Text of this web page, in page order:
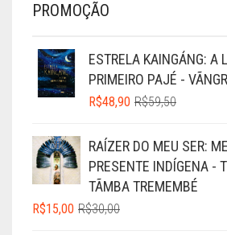
PROMOÇÃO
ESTRELA KAINGÁNG: A
PRIMEIRO PAJÉ -
R$59,50O
ERA:
R$59,50.
R$48,90
O
É:
R$48,90.
RAÍZER DO MEU SER:
PRESENTE INDÍGENA -
TÃMBA TREMEMBÉ
R$30,00O
R$15,00
O